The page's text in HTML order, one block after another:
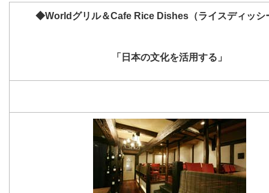
◆Worldグリル＆Cafe Rice Dishes（ライスディッ
「日本の文化を活用する」